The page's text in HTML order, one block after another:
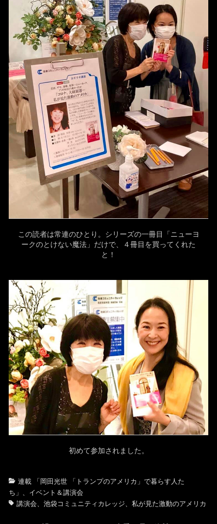
この読者は常連のひとり。シリーズの一冊目「ニューヨ
ークのとけない魔法」だけで、４冊目を買ってくれた
と！
初めて参加されました。
カ
テ
ゴ
連載 「岡田光世 「トランプのアメリカ」で暮らす人た
ち」
イベント＆講演会
講演会、 池袋コミュニティカレッジ 私が見た激動のアメリカ